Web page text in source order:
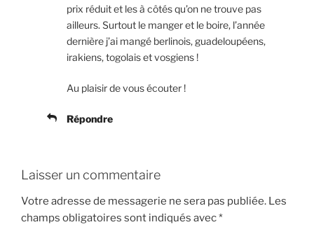
prix réduit et les à côtés qu’on ne trouve pas
ailleurs. Surtout le manger et le boire, l’année
dernière j’ai mangé berlinois, guadeloupéens,
irakiens, togolais et vosgiens !
Au plaisir de vous écouter !
Répondre
Laisser un commentaire
Votre adresse de messagerie ne sera pas publiée. Les
champs obligatoires sont indiqués avec*